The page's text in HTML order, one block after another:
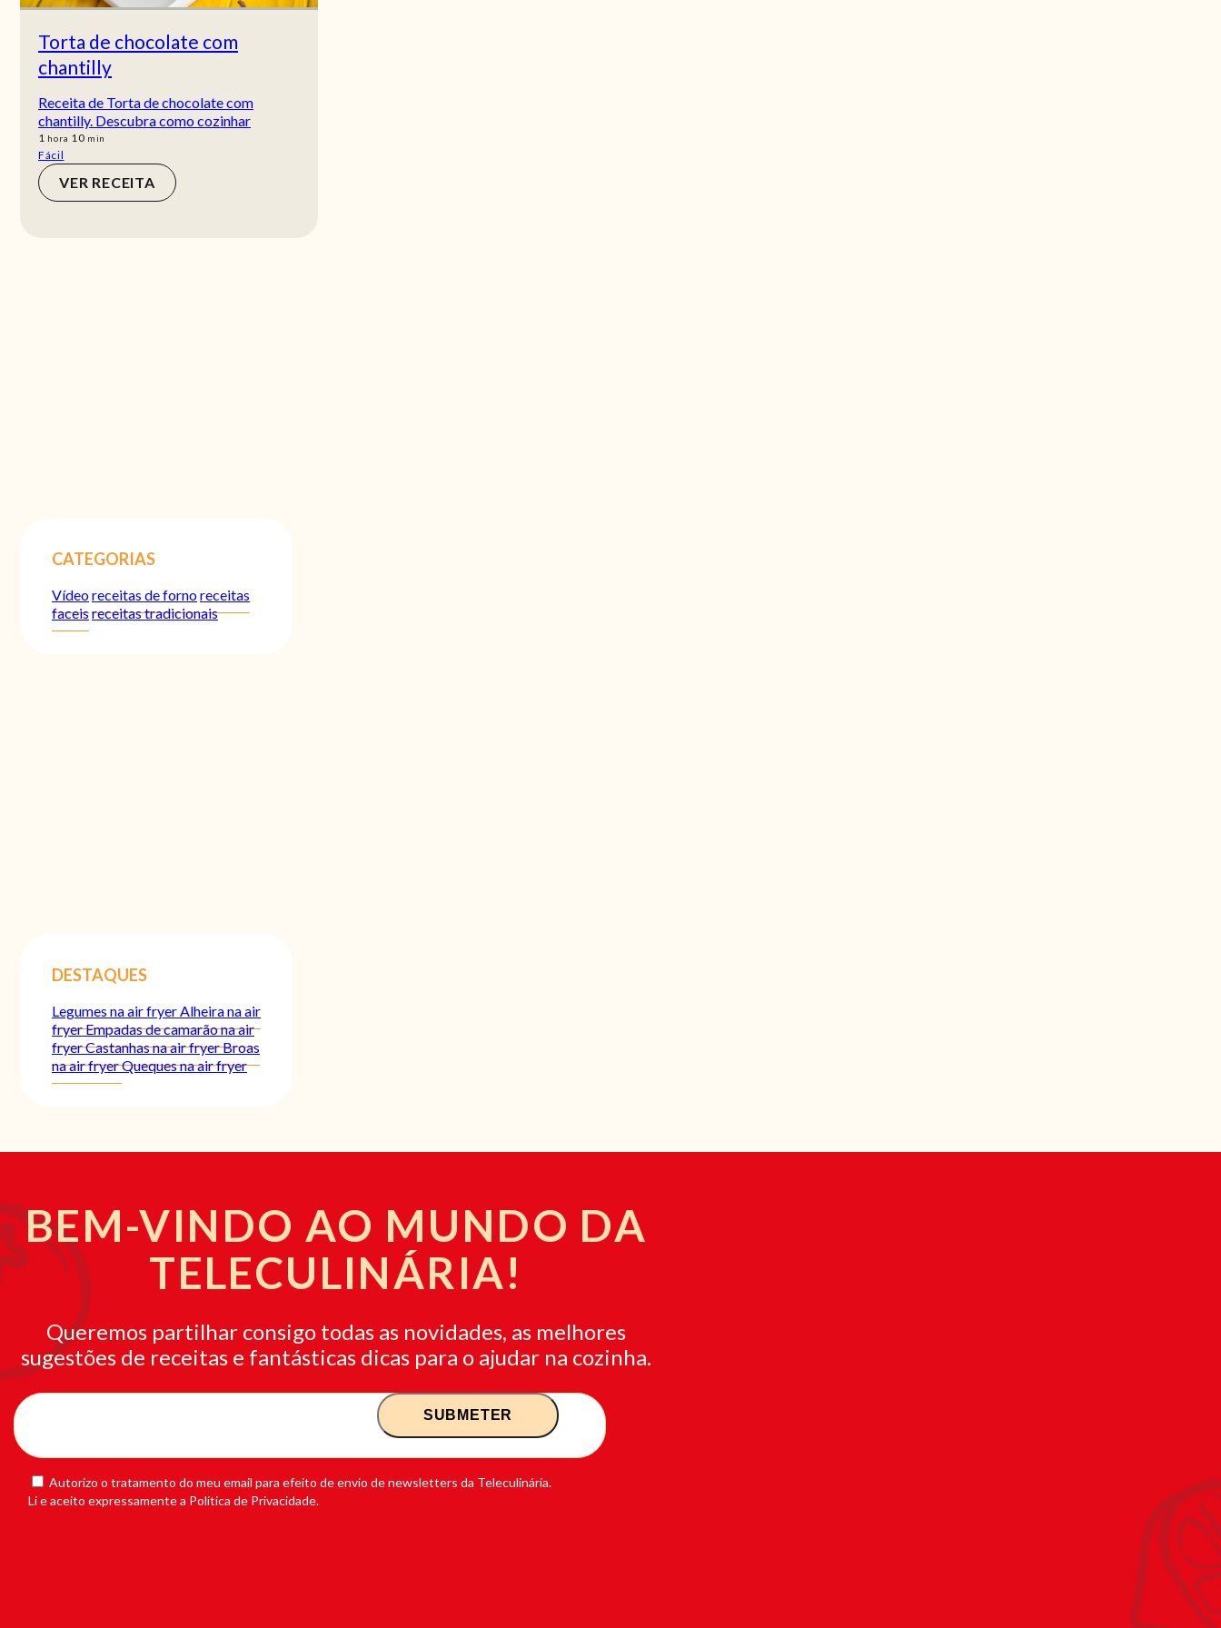
Torta de chocolate com
chantilly
Receita de Torta de chocolate com
chantilly. Descubra como cozinhar
1 hora
hora 10min
min
Fácil
VER RECEITA
CATEGORIAS
Vídeoreceitas de fornoreceitas
faceisreceitas tradicionais
DESTAQUES
Legumes na air fryerAlheira na air
fryerEmpadas de camarão na air
fryerCastanhas na air fryerBroas
na air fryerQueques na air fryer
BEM-VINDO AO MUNDO DA
TELECULINÁRIA!
Queremos partilhar consigo todas as novidades, as melhores
sugestões de receitas e fantásticas dicas para o ajudar na cozinha.
Autorizo o tratamento do meu email para efeito de envio de newsletters da Teleculinária.
Li e aceito expressamente a Política de Privacidade.